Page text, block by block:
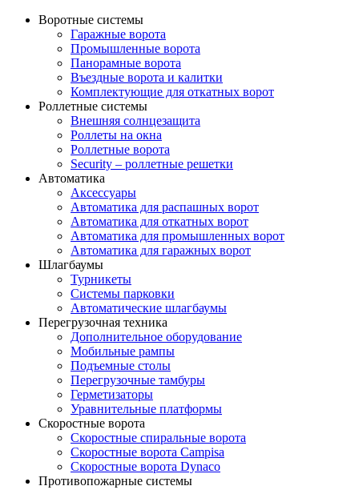
Воротные системы
Гаражные ворота
Промышленные ворота
Панорамные ворота
Въездные ворота и калитки
Комплектующие для откатных ворот
Роллетные системы
Внешняя солнцезащита
Роллеты на окна
Роллетные ворота
Security – роллетные решетки
Автоматика
Аксессуары
Автоматика для распашных ворот
Автоматика для откатных ворот
Автоматика для промышленных ворот
Автоматика для гаражных ворот
Шлагбаумы
Турникеты
Системы парковки
Автоматические шлагбаумы
Перегрузочная техника
Дополнительное оборудование
Мобильные рампы
Подъемные столы
Перегрузочные тамбуры
Герметизаторы
Уравнительные платформы
Скоростные ворота
Скоростные спиральные ворота
Скоростные ворота Campisa
Скоростные ворота Dynaco
Противопожарные системы